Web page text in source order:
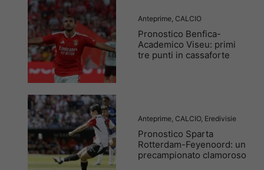
Anteprime, CALCIO
Pronostico Benfica-
Academico Viseu: primi
tre punti in cassaforte
Anteprime, CALCIO, Eredivisie
Pronostico Sparta
Rotterdam-Feyenoord: un
precampionato clamoroso